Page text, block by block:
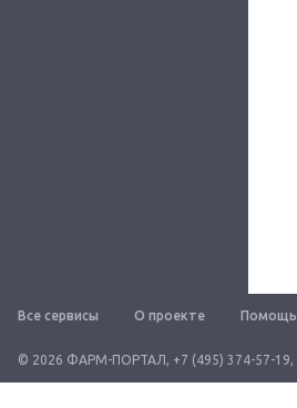
Все сервисы О проекте Помощь
© 2026 ФАРМ-ПОРТАЛ, +7 (495) 374-57-19,